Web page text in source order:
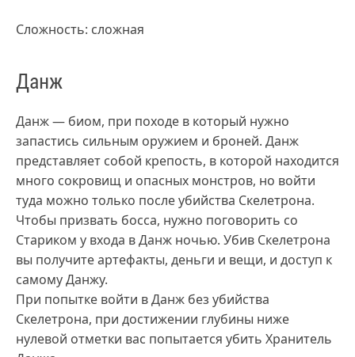
Сложность: сложная
Данж
Данж — биом, при походе в который нужно
запастись сильным оружием и броней. Данж
представляет собой крепость, в которой находится
много сокровищ и опасных монстров, но войти
туда можно только после убийства Скелетрона.
Чтобы призвать босса, нужно поговорить со
Стариком у входа в Данж ночью. Убив Скелетрона
вы получите артефакты, деньги и вещи, и доступ к
самому Данжу.
При попытке войти в Данж без убийства
Скелетрона, при достижении глубины ниже
нулевой отметки вас попытается убить Хранитель